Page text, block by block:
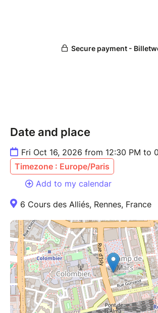
Date and place
Fri Oct 16, 2026 from 12:30 PM to
Timezone : Europe/Paris
Add to my calendar
6 Cours des Alliés, Rennes, France